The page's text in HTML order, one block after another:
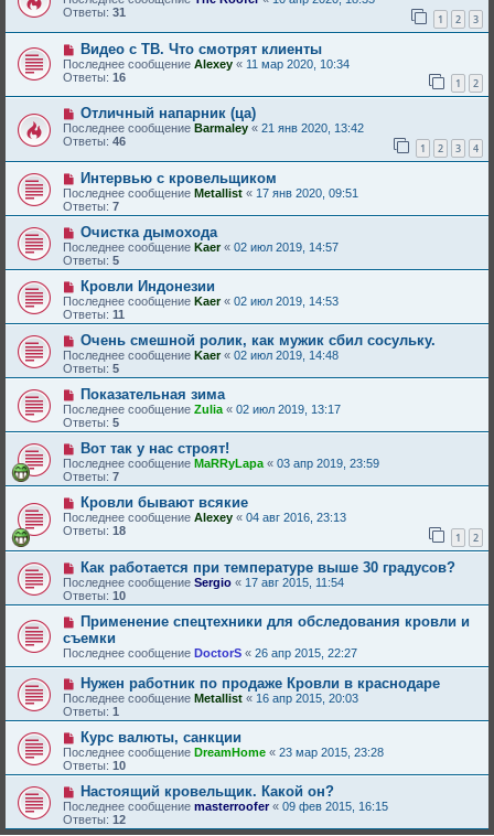
Ответы: 31 1 2 3
Видео с ТВ. Что смотрят клиенты
Последнее сообщение Alexey « 11 мар 2020, 10:34
Ответы: 16 1 2
Отличный напарник (ца)
Последнее сообщение Barmaley « 21 янв 2020, 13:42
Ответы: 46 1 2 3 4
Интервью с кровельщиком
Последнее сообщение Metallist « 17 янв 2020, 09:51
Ответы: 7
Очистка дымохода
Последнее сообщение Kaer« 02 июл 2019, 14:57
Ответы: 5
Кровли Индонезии
Последнее сообщение Kaer« 02 июл 2019, 14:53
Ответы: 11
Очень смешной ролик, как мужик сбил сосульку.
Последнее сообщение Kaer« 02 июл 2019, 14:48
Ответы: 5
Показательная зима
Последнее сообщение Zulia « 02 июл 2019, 13:17
Ответы: 5
Вот так у нас строят!
Последнее сообщение MaRRyLapa « 03 апр 2019, 23:59
Ответы: 7
Кровли бывают всякие
Последнее сообщение Alexey « 04 авг 2016, 23:13
Ответы: 18 1 2
Как работается при температуре выше 30 градусов?
Последнее сообщение Sergio « 17 авг 2015, 11:54
Ответы: 10
Применение спецтехники для обследования кровли и
съемки
Последнее сообщение DoctorS « 26 апр 2015, 22:27
Нужен работник по продаже Кровли в краснодаре
Последнее сообщение Metallist « 16 апр 2015, 20:03
Ответы: 1
Курс валюты, санкции
Последнее сообщение DreamHome « 23 мар 2015, 23:28
Ответы: 10
Настоящий кровельщик. Какой он?
Последнее сообщение masterroofer« 09 фев 2015, 16:15
Ответы: 12